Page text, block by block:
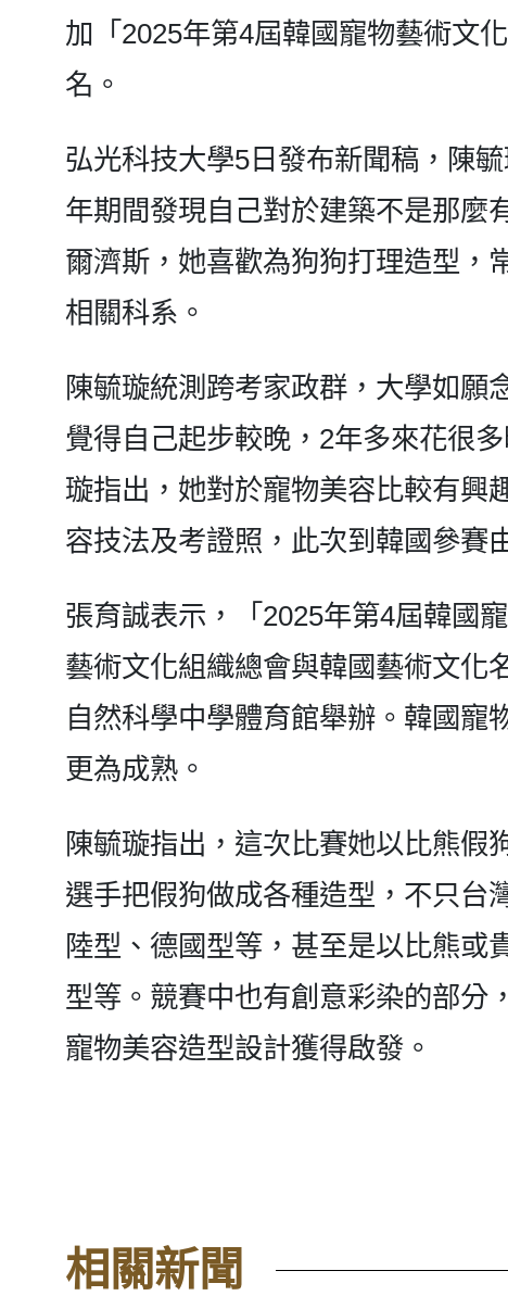
加「2025年第4屆韓國寵物藝術文
名。
弘光科技大學5日發布新聞稿，陳
年期間發現自己對於建築不是那麼
爾濟斯，她喜歡為狗狗打理造型，
相關科系。
陳毓璇統測跨考家政群，大學如願
覺得自己起步較晚，2年多來花很
璇指出，她對於寵物美容比較有興
容技法及考證照，此次到韓國參賽
張育誠表示，「2025年第4屆韓國
藝術文化組織總會與韓國藝術文化
自然科學中學體育館舉辦。韓國寵
更為成熟。
陳毓璇指出，這次比賽她以比熊假
選手把假狗做成各種造型，不只台
陸型、德國型等，甚至是以比熊或
型等。競賽中也有創意彩染的部分
寵物美容造型設計獲得啟發。
相關新聞